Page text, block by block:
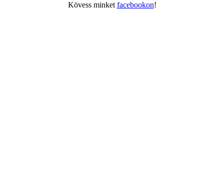
Kövess minket facebookon!